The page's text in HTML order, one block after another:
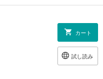
カート
試し読み